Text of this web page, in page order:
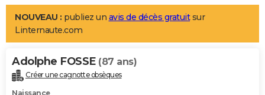
LIFESTYLE
Art de vivre
Bien-être
Loisirs
Mode
Modes de vie
Alimentation
Guide de la santé
Maladies
Médicaments
Sommeil
VOYAGE
Destinations
City break
Voyage nature
Voyage de noces
Forum
Climat
+PHOTO
NOUVEAU : publiez un avis de décès gratuitsur
Linternaute.com
Adolphe FOSSE (87 ans)
Créer une cagnotte obsèques
Naissance